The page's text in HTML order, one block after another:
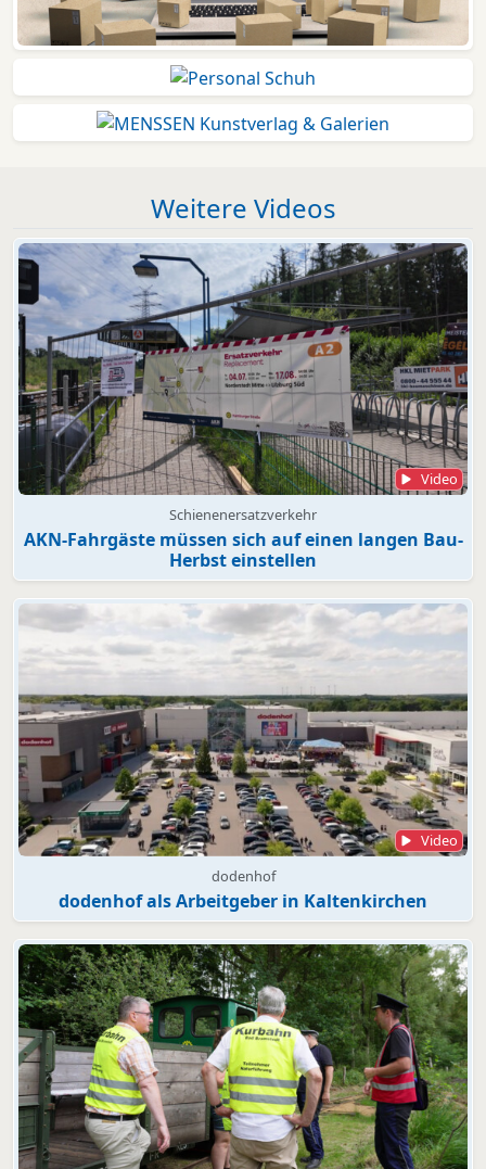
Weitere Videos
Video
Schienenersatzverkehr
AKN-Fahrgäste müssen sich auf einen langen Bau-
Herbst einstellen
Video
dodenhof
dodenhof als Arbeitgeber in Kaltenkirchen